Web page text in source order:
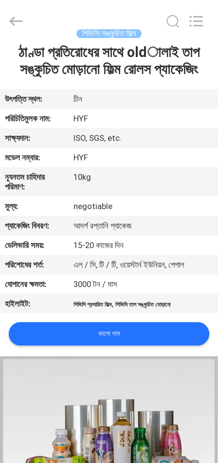
বাড়ি
ভিডিও
আমাদের
সম্পর্কে
ভ্রমণ
মান
নিয়ন্ত্রণ
যোগাযোগ
করুন
খবর
Reserved.
পিভিসি সঙ্কুচিত ফিল্ম
ঠাণ্ডা প্রতিরোধের সাথে oldালাই তাপ
সঙ্কুচিত মোড়ানো ফিল্ম রোলস প্যাকেজিং
উৎপত্তি স্থল:
চীন
পরিচিতিমুলক নাম:
HYF
সাক্ষ্যদান:
ISO, SGS, etc.
মডেল নম্বার:
HYF
ন্যূনতম চাহিদার
পরিমাণ:
10kg
মূল্য:
negotiable
প্যাকেজিং বিবরণ:
আদর্শ রপ্তানি প্যাকেজ
ডেলিভারি সময়:
15-20 কাজের দিন
পরিশোধের শর্ত:
এল / সি, টি / টি, ওয়েস্টার্ন ইউনিয়ন, পেপাল
যোগানের ক্ষমতা:
3000 টন / মাস
হাইলাইট:
পিভিসি প্রসারিত ফিল্ম,পিভিসি তাপ সঙ্কুচিত মোড়ানো
ভালো দাম